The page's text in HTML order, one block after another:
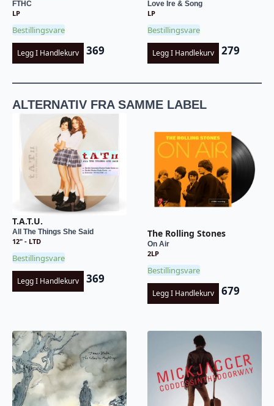
FTHC
LP
Bestillingsvare
Legg I Handlekurv 369
Love Ire & Song
LP
Bestillingsvare
Legg I Handlekurv 279
ALTERNATIV FRA SAMME LABEL
T.A.T.U.
All The Things She Said
12" - LTD
Bestillingsvare
Legg I Handlekurv 369
The Rolling Stones
On Air
2LP
Bestillingsvare
Legg I Handlekurv 679